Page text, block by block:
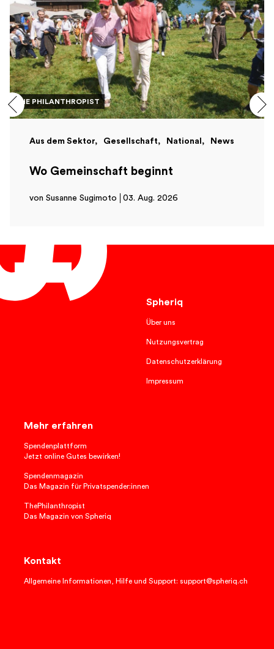
THE PHILANTHROPIST
Aus dem Sektor Gesellschaft National News
Wo Gemeinschaft beginnt
von Susanne Sugimoto 03. Aug. 2026
Spheriq
Über uns
Nutzungsvertrag
Datenschutzerklärung
Impressum
Mehr erfahren
Spendenplattform
Jetzt online Gutes bewirken!
Spendenmagazin
Das Magazin für Privatspender:innen
ThePhilanthropist
Das Magazin von Spheriq
Kontakt
Allgemeine Informationen, Hilfe und Support: support@spheriq.ch